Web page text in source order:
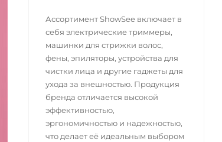
Ассортимент ShowSee включает в
себя электрические триммеры,
машинки для стрижки волос,
фены, эпиляторы, устройства для
чистки лица и другие гаджеты для
ухода за внешностью. Продукция
бренда отличается высокой
эффективностью,
эргономичностью и надежностью,
что делает её идеальным выбором